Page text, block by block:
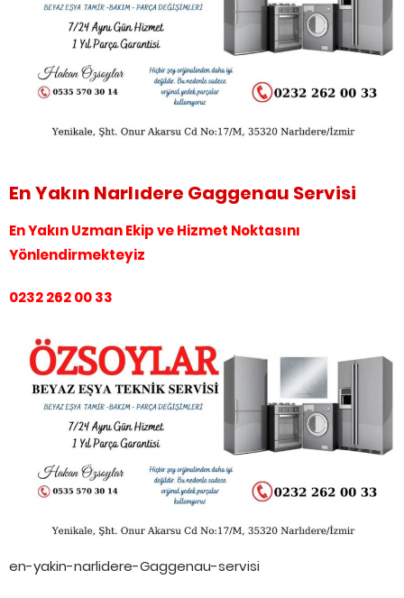
En Yakın Narlıdere Gaggenau Servisi
En Yakın Uzman Ekip ve Hizmet Noktasını
Yönlendirmekteyiz
0232 262 00 33
en-yakin-narlidere-Gaggenau-servisi